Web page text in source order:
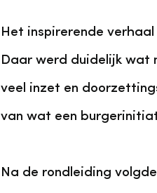
Het inspirerende
Daar werd duidelijk wat
veel inzet en
van wat een
Na de rondleiding